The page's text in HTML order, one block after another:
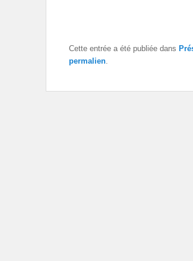
Cette entrée a été publiée dans
permalien